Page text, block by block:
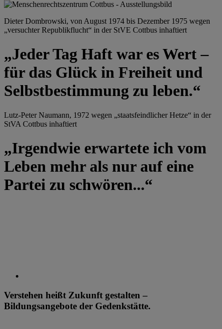
Dieter Dombrowski, von August 1974 bis Dezember 1975 wegen
„versuchter Republikflucht“ in der StVE Cottbus inhaftiert
„Jeder Tag Haft war es Wert –
für das Glück in Freiheit und
Selbstbestimmung zu leben.“
Lutz-Peter Naumann, 1972 wegen „staatsfeindlicher Hetze“ in der
StVA Cottbus inhaftiert
„Irgendwie erwartete ich vom
Leben mehr als nur auf eine
Partei zu schwören...“
Verstehen heißt Zukunft gestalten –
Bildungsangebote der Gedenkstätte.